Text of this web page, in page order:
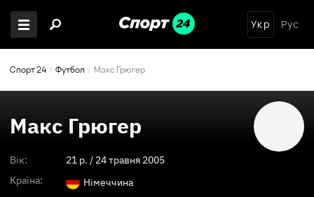
Укр Рус
Спорт 24 Футбол Макс Грюгер
Макс Грюгер
Вік: 21 p. / 24 травня 2005
Країна:
Німеччина